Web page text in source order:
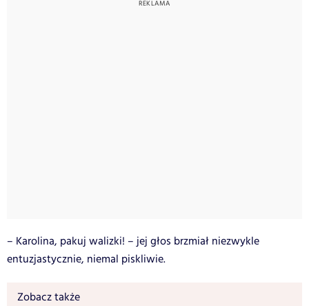
– Karolina, pakuj walizki! – jej głos brzmiał niezwykle
entuzjastycznie, niemal piskliwie.
Zobacz także